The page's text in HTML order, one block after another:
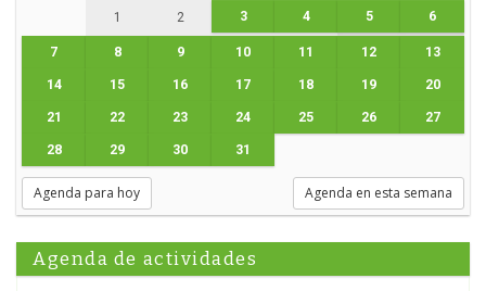
1 2 3 4 5 6
7 8 9 10 11 12 13
14 15 16 17 18 19 20
21 22 23 24 25 26 27
28 29 30 31
Agenda para hoy Agenda en esta semana
Agenda de actividades